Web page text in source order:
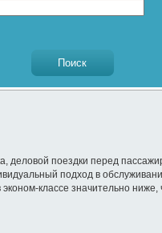
деловой поездки перед
подход в
классе значительно